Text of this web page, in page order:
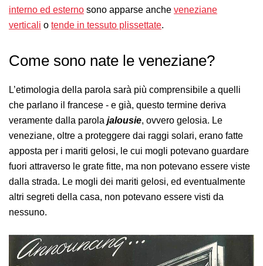
interno ed esterno sono apparse anche veneziane
verticali o tende in tessuto plissettate.
Come sono nate le veneziane?
L’etimologia della parola sarà più comprensibile a quelli
che parlano il francese - e già, questo termine deriva
veramente dalla parola jalousie, ovvero gelosia. Le
veneziane, oltre a proteggere dai raggi solari, erano fatte
apposta per i mariti gelosi, le cui mogli potevano guardare
fuori attraverso le grate fitte, ma non potevano essere viste
dalla strada. Le mogli dei mariti gelosi, ed eventualmente
altri segreti della casa, non potevano essere visti da
nessuno.